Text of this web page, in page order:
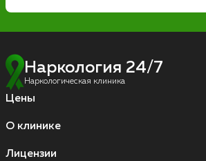
Наркология 24/7
Наркологическая клиника
Цены
О клинике
Лицензии